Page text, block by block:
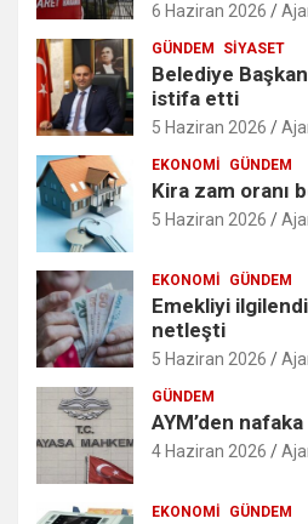
6 Haziran 2026
GÜNDEM SIYASET
Belediye
istifa etti
5 Haziran 2026
EKONOMI GÜNDEM
Kira zam oranı
5 Haziran 2026
EKONOMI GÜNDEM
Emekliyi
netleşti
5 Haziran 2026
GÜNDEM
AYM’den nafaka
4 Haziran 2026
EKONOMI GÜNDEM